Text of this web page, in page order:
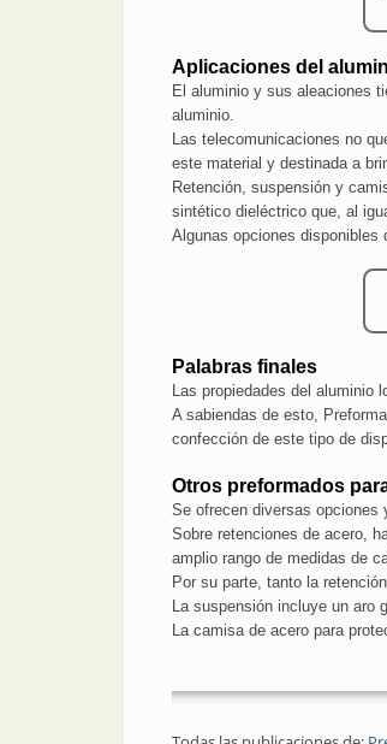
Aplicaciones del
El aluminio y sus aleaciones
aluminio.
Las telecomunicaciones no
este material y destinada a
Retención, suspensión y
sintético dieléctrico que, al
Algunas opciones disponibles
Palabras finales
Las propiedades del aluminio
A sabiendas de esto,
confección de este tipo de
Otros preformados
Se ofrecen diversas opciones
Sobre retenciones de acero,
amplio rango de medidas de
Por su parte, tanto la
La suspensión incluye un
La camisa de acero para